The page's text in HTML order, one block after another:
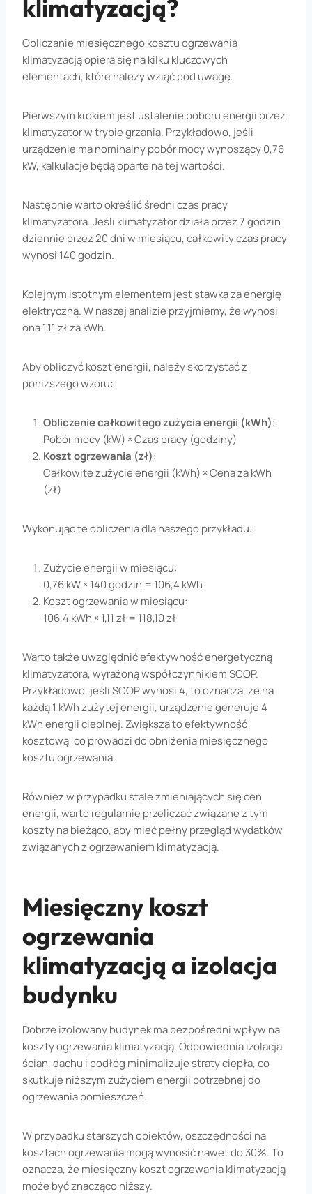
klimatyzacją?
Obliczanie miesięcznego kosztu ogrzewania
klimatyzacją opiera się na kilku kluczowych
elementach, które należy wziąć pod uwagę.
Pierwszym krokiem jest ustalenie poboru energii przez
klimatyzator w trybie grzania. Przykładowo, jeśli
urządzenie ma nominalny pobór mocy wynoszący 0,76
kW, kalkulacje będą oparte na tej wartości.
Następnie warto określić średni czas pracy
klimatyzatora. Jeśli klimatyzator działa przez 7 godzin
dziennie przez 20 dni w miesiącu, całkowity czas pracy
wynosi 140 godzin.
Kolejnym istotnym elementem jest stawka za energię
elektryczną. W naszej analizie przyjmiemy, że wynosi
ona 1,11 zł za kWh.
Aby obliczyć koszt energii, należy skorzystać z
poniższego wzoru:
Obliczenie całkowitego zużycia energii (kWh):
Pobór mocy (kW) × Czas pracy (godziny)
Koszt ogrzewania (zł):
Całkowite zużycie energii (kWh) × Cena za kWh
(zł)
Wykonując te obliczenia dla naszego przykładu:
Zużycie energii w miesiącu:
0,76 kW × 140 godzin = 106,4 kWh
Koszt ogrzewania w miesiącu:
106,4 kWh × 1,11 zł = 118,10 zł
Warto także uwzględnić efektywność energetyczną
klimatyzatora, wyrażoną współczynnikiem SCOP.
Przykładowo, jeśli SCOP wynosi 4, to oznacza, że na
każdą 1 kWh zużytej energii, urządzenie generuje 4
kWh energii cieplnej. Zwiększa to efektywność
kosztową, co prowadzi do obniżenia miesięcznego
kosztu ogrzewania.
Również w przypadku stale zmieniających się cen
energii, warto regularnie przeliczać związane z tym
koszty na bieżąco, aby mieć pełny przegląd wydatków
związanych z ogrzewaniem klimatyzacją.
Miesięczny koszt
ogrzewania
klimatyzacją a izolacja
budynku
Dobrze izolowany budynek ma bezpośredni wpływ na
koszty ogrzewania klimatyzacją. Odpowiednia izolacja
ścian, dachu i podłóg minimalizuje straty ciepła, co
skutkuje niższym zużyciem energii potrzebnej do
ogrzewania pomieszczeń.
W przypadku starszych obiektów, oszczędności na
kosztach ogrzewania mogą wynosić nawet do 30%. To
oznacza, że miesięczny koszt ogrzewania klimatyzacją
może być znacząco niższy.